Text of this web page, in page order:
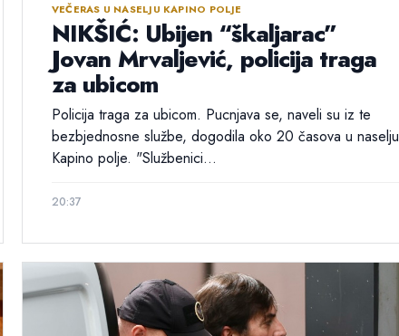
VEČERAS U NASELJU KAPINO POLJE
NIKŠIĆ: Ubijen “škaljarac”
Jovan Mrvaljević, policija traga
za ubicom
Policija traga za ubicom. Pucnjava se, naveli su iz te
bezbjednosne službe, dogodila oko 20 časova u naselju
Kapino polje. "Službenici...
20:37